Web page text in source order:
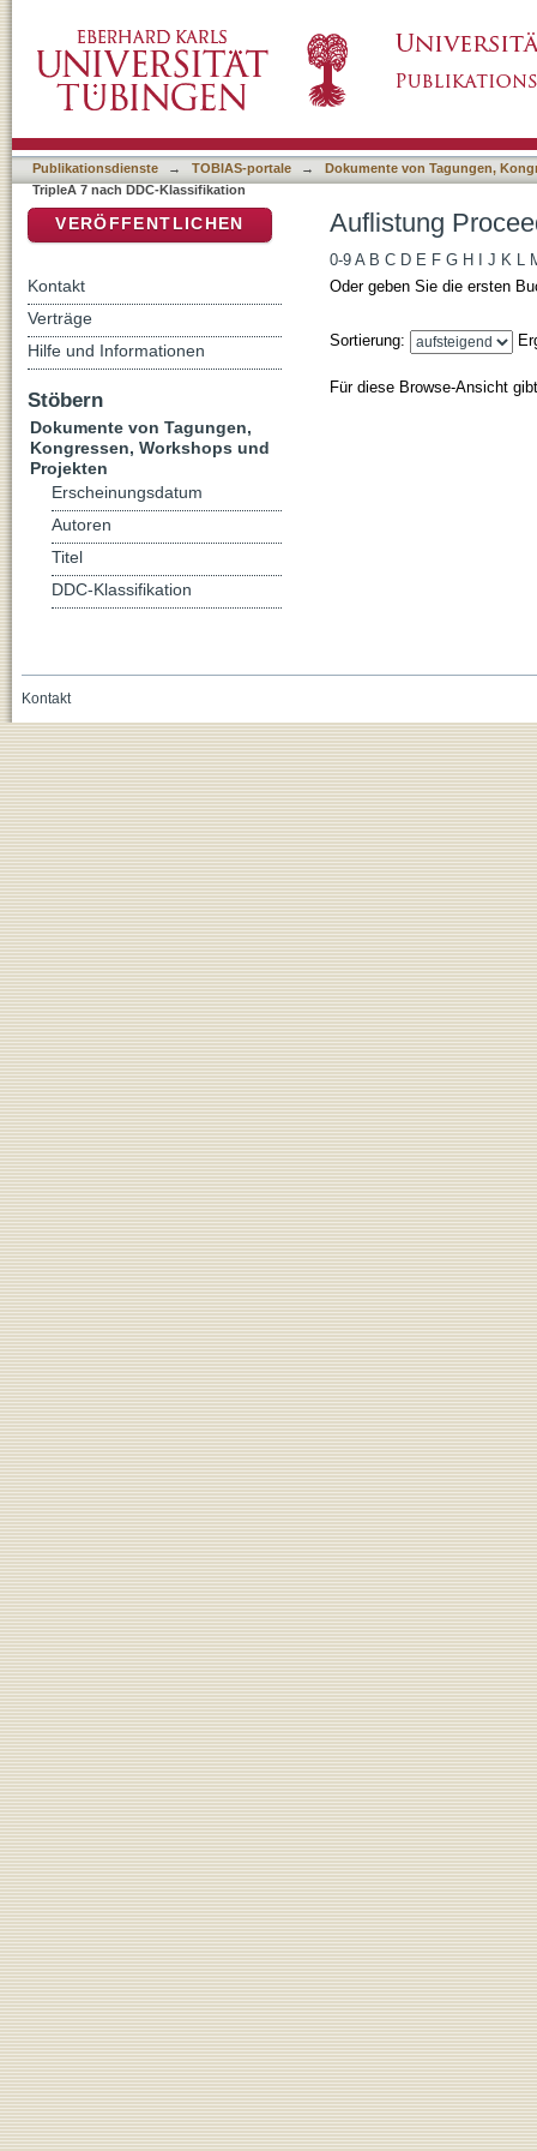
Publikationsdienste → TOBIAS-portale →
Dokumente von Tagungen,
TripleA 7 nach DDC-Klassifikation
Auflistung
0-9 A B C D E F G H J K L
Oder geben Sie die ersten
Sortierung:
Für diese Browse-Ansicht
VERÖFFENTLICHEN
Kontakt
Verträge
Hilfe und Informationen
Stöbern
Dokumente von Tagungen,
Kongressen, Workshops und
Projekten
Erscheinungsdatum
Autoren
Titel
DDC-Klassifikation
Kontakt